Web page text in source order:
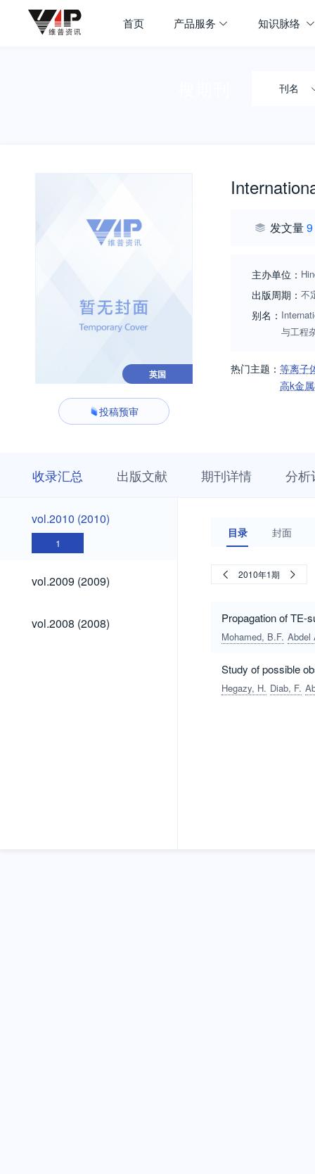
首页 产品服务 知识脉络
刊名
英国
投稿预审
发文量9
主办单位：
出版周期： 不
别名：
与工程
热门主题： 等离子
高k金
收录汇总 出版文献 期刊详情 分析
vol.2010
(2010)
vol.2010 (2010)
1
vol.2009
(2009)
vol.2009 (2009)
vol.2008
(2008)
vol.2008 (2008)
目录 封面
2010年1期
Propagation of TE-
Mohamed, B.F. Abdel
Study of possible
Hegazy, H. Diab, F.